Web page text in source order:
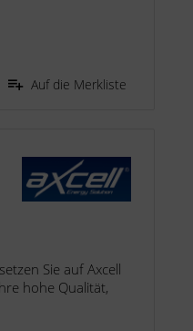
Auf die Merkliste
Sie auf Axcell
hohe Qualität,